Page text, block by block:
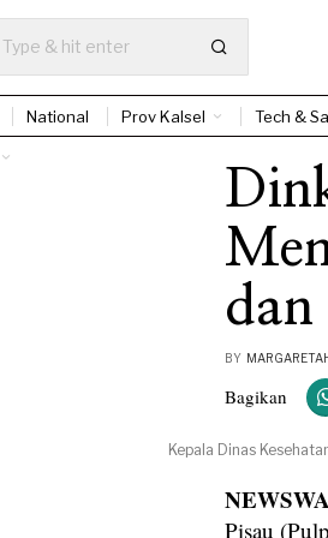
National Prov Kalsel Tech &
dan
BY
Bagikan
Kepala Dinas
Pisau